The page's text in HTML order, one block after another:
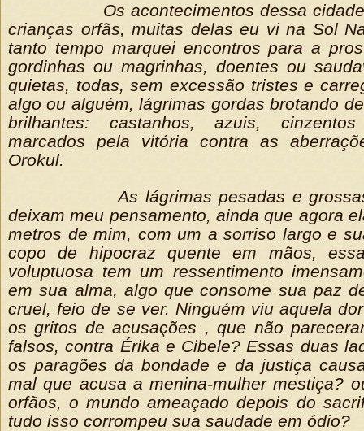
Os acontecimentos dessa
crianças orfãs, muitas delas eu vi na Sol
tanto tempo marquei encontros para a
gordinhas ou magrinhas, doentes ou
quietas, todas, sem excessão tristes e
algo ou alguém, lágrimas gordas brotando
brilhantes: castanhos, azuis,
marcados pela vitória contra as
Orokul.
As lágrimas pesadas e
deixam meu pensamento, ainda que agora
metros de mim, com um a sorriso largo e
copo de hipocraz quente em mãos,
voluptuosa tem um ressentimento
em sua alma, algo que consome sua paz
cruel, feio de se ver. Ninguém viu aquela
os gritos de acusações , que não
falsos, contra Érika e Cibele? Essas duas
os paragões da bondade e da justiça
mal que acusa a menina-mulher mestiça?
orfãos, o mundo ameaçado depois do
tudo isso corrompeu sua saudade em ódio?